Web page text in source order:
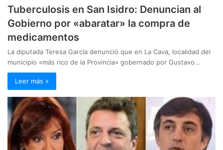
Tuberculosis en San Isidro: Denuncian al
Gobierno por «abaratar» la compra de
medicamentos
La diputada Teresa García denunció que en La Cava, localidad del
municipio «más rico de la Provincia» gobernado por Gustavo…
Leer más »